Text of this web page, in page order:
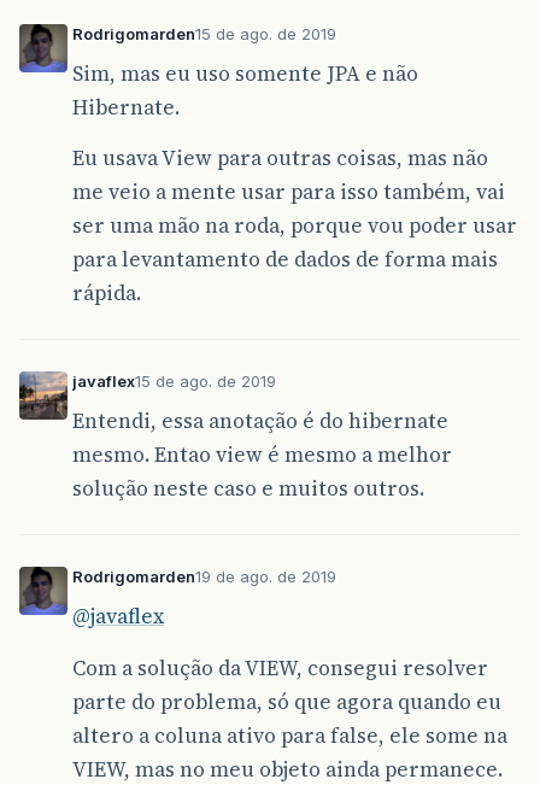
Rodrigomarden15 de ago. de 2019
Sim, mas eu uso somente JPA e não
Hibernate.
Eu usava View para outras coisas, mas não
me veio a mente usar para isso também, vai
ser uma mão na roda, porque vou poder usar
para levantamento de dados de forma mais
rápida.
javaflex15 de ago. de 2019
Entendi, essa anotação é do hibernate
mesmo. Entao view é mesmo a melhor
solução neste caso e muitos outros.
Rodrigomarden19 de ago. de 2019
@javaflex
Com a solução da VIEW, consegui resolver
parte do problema, só que agora quando eu
altero a coluna ativo para false, ele some na
VIEW, mas no meu objeto ainda permanece.